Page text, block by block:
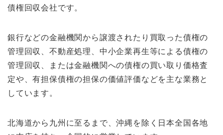
債権回収会社です。
銀行などの金融機関から譲渡されたり買取った債権の
管理回収、不動産処理、中小企業再生等による債権の
管理回収、または金融機関への債権の買い取り価格査
定や、有担保債権の担保の価値評価などを主な業務と
しています。
北海道から九州に至るまで、沖縄を除く日本全国各地